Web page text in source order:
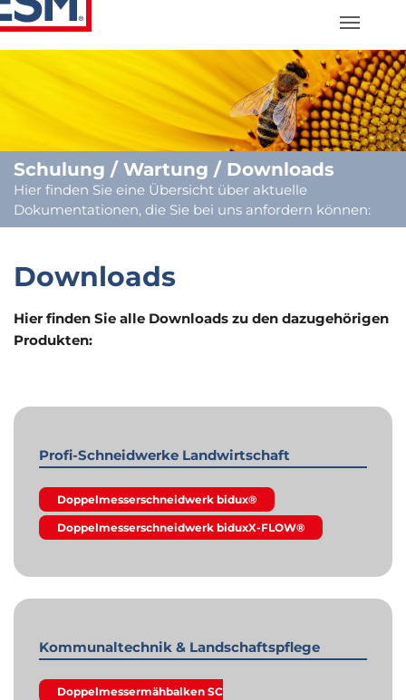
Schulung / Wartung / Downloads
Hier finden Sie eine Übersicht über aktuelle
Dokumentationen, die Sie bei uns anfordern können:
Downloads
Hier finden Sie alle Downloads zu den dazugehörigen
Produkten:
Profi-Schneidwerke Landwirtschaft
Doppelmesserschneidwerk bidux®
Doppelmesserschneidwerk biduxX-FLOW®
Kommunaltechnik & Landschaftspflege
Doppelmessermähbalken SC